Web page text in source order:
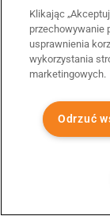
Klikając
przechowywanie
usprawnienia
wykorzystania
marketingowych.
Odrzuć